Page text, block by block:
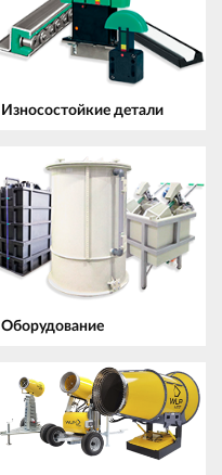
Износостойкие детали
Оборудование